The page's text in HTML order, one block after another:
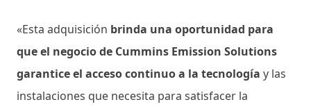
«Esta adquisición brinda una oportunidad para
que el negocio de Cummins Emission Solutions
garantice el acceso continuo a la tecnología y las
instalaciones que necesita para satisfacer la